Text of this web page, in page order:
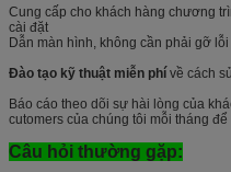
Cung cấp cho khách hàng chương
cài đặt
Dẫn màn hình, không cần phải gỡ
Đào tạo kỹ thuật miễn phí về cách
Báo cáo theo dõi sự hài lòng của
cutomers của chúng tôi mỗi tháng
Câu hỏi thường gặp: